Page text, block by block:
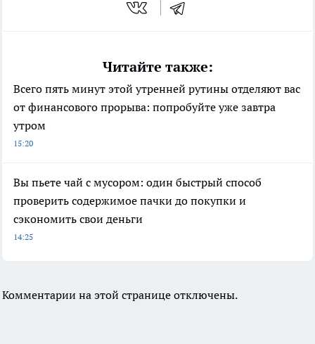
Читайте также:
Всего пять минут этой утренней рутины отделяют вас
от финансового прорыва: попробуйте уже завтра
утром
15:20
Вы пьете чай с мусором: один быстрый способ
проверить содержимое пачки до покупки и
сэкономить свои деньги
14:25
Комментарии на этой странице отключены.